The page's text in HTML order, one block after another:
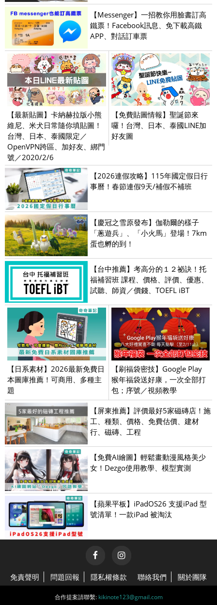
【Messenger】一招教你用臉書訂高
鐵票！Facebook訊息、免下載高鐵
APP、對話訂車票
【最新貼圖】卡納赫拉版小熊
維尼、米犬日常隨你填貼圖！
台灣、日本、泰國限定／
OpenVPN跨區、加好友、綁門
號／2020/2/6
【免費貼圖情報】聖誕節來
囉！台灣、日本、泰國LINE加
好友圖
【2026連假攻略】115年國定假日行
事曆！春節連假9天/補假不補班
【慶冠之雪原發布】伽勒爾的樣子
「蔥遊兵」、「小火馬」登場！7km
蛋也孵的到！
【台中推薦】考高分的１２祕訣！托
福補習班 課程、價格、評價、優惠、
試聽、師資／價錢、TOEFL iBT
【日系素材】2026最新免費日
本圖庫推薦！可商用、多種主
題
【刷福袋密技】Google Play
猴年福袋送好康，一次全部打
包；序號／視頻教學
【屏東推薦】評價最好5家磁磚店！施
工、種類、價格、免費估價、建材
行、磁磚、工程
【免費AI繪圖】輕鬆畫動漫風格美少
女！Dezgo使用教學、模型實測
【蘋果平板】iPadOS26 支援iPad 型
號清單！一款iPad 被淘汰
免責聲明 問題回報 隱私權條款 聯絡我們 關於團隊
合作提案請聯繫: kikinote123@gmail.com